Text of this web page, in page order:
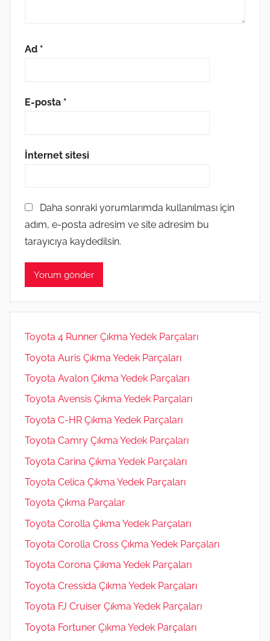
Ad *
E-posta *
İnternet sitesi
Daha sonraki yorumlarımda kullanılması için
adım, e-posta adresim ve site adresim bu
tarayıcıya kaydedilsin.
Toyota 4 Runner Çıkma Yedek Parçaları
Toyota Auris Çıkma Yedek Parçaları
Toyota Avalon Çıkma Yedek Parçaları
Toyota Avensis Çıkma Yedek Parçaları
Toyota C-HR Çıkma Yedek Parçaları
Toyota Camry Çıkma Yedek Parçaları
Toyota Carina Çıkma Yedek Parçaları
Toyota Celica Çıkma Yedek Parçaları
Toyota Çıkma Parçalar
Toyota Corolla Çıkma Yedek Parçaları
Toyota Corolla Cross Çıkma Yedek Parçaları
Toyota Corona Çıkma Yedek Parçaları
Toyota Cressida Çıkma Yedek Parçaları
Toyota FJ Cruiser Çıkma Yedek Parçaları
Toyota Fortuner Çıkma Yedek Parçaları